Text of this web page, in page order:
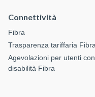
Connettività
Fibra
Trasparenza tariffaria Fibra
Agevolazioni per utenti con
disabilità Fibra